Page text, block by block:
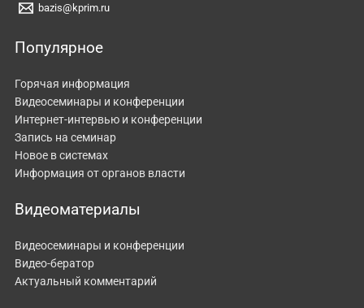
bazis@kprim.ru
Популярное
Горячая информация
Видеосеминары и конференции
Интернет-интервью и конференции
Запись на семинар
Новое в системах
Информация от органов власти
Видеоматериалы
Видеосеминары и конференции
Видео-бератор
Актуальный комментарий